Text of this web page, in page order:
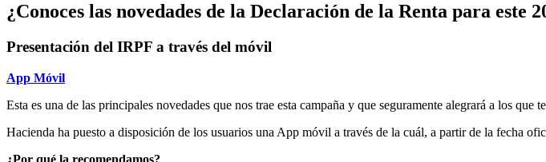
¿Conoces las novedades de la Declaración de la Renta para este
Presentación del IRPF a través del móvil
App Móvil
Esta es una de las principales novedades que nos trae esta campaña y que seguramente alegrará a los que
Hacienda ha puesto a disposición de los usuarios una App móvil a través de la cuál, a partir de la fecha
¿Por qué la recomendamos?